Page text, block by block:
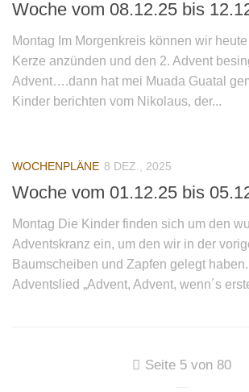
Presse
Waldspielgruppe
Pädagogisches Konzept
Wald- und Naturpädagogik
Bildergalerie
Galerie 2014/2015
Woche vom 08.12.25 bis
Montag Im Morgenkreis können wir
Kerze anzünden und den 2. Advent
Advent….dann hat mei Muada Guatal
Kinder berichten vom Nikolaus, der...
WOCHENPLÄNE 8 DEZ., 2025
Woche vom 01.12.25 bis
Montag Die Kinder finden sich um den
Adventskranz ein, um den wir in der
Baumscheiben und Zapfen gelegt
Adventslied „Advent, Advent, wenn´s
Seite 5 von 80